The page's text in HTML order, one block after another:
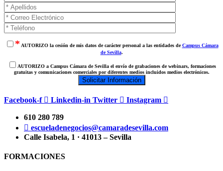
* AUTORIZO la cesión de mis datos de carácter personal a las entidades deCampus Cámara
de Sevilla.
AUTORIZO a Campus Cámara de Sevilla el envío de grabaciones de webinars, formaciones
gratuitas y comunicaciones comerciales por diferentes medios incluidos medios electrónicos.
Facebook-f Linkedin-in Twitter Instagram
610 280 789
escueladenegocios@camaradesevilla.com
Calle Isabela, 1 · 41013 – Sevilla
FORMACIONES